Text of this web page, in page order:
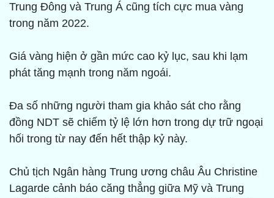
Trung Đông và Trung Á cũng tích cực mua vàng
trong năm 2022.
Giá vàng hiện ở gần mức cao kỷ lục, sau khi lạm
phát tăng mạnh trong năm ngoái.
Đa số những người tham gia khảo sát cho rằng
đồng NDT sẽ chiếm tỷ lệ lớn hơn trong dự trữ ngoại
hối trong từ nay đến hết thập kỷ này.
Chủ tịch Ngân hàng Trung ương châu Âu Christine
Lagarde cảnh báo căng thẳng giữa Mỹ và Trung